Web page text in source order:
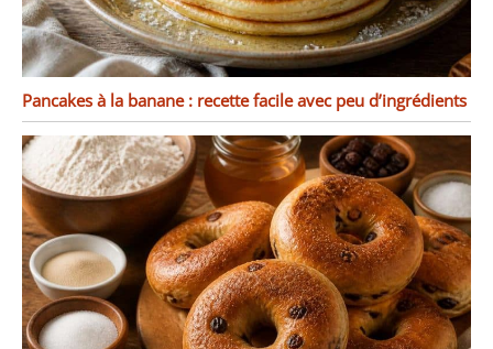
Pancakes à la banane : recette facile avec peu d’ingrédients